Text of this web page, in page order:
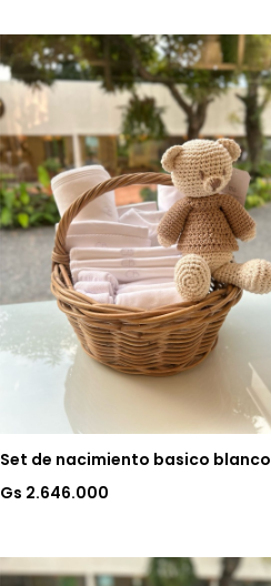
Set de nacimiento basico blanco
Gs 2.646.000